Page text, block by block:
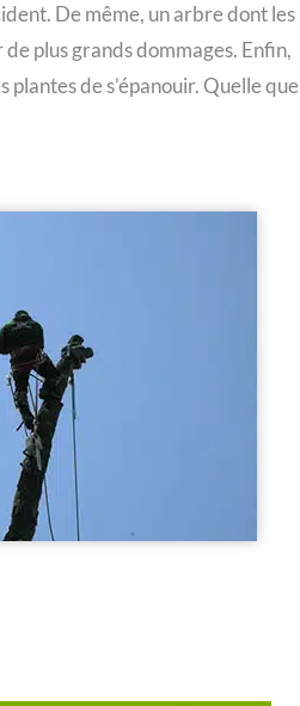
De même, un arbre dont les
plus grands dommages. Enfin,
de s’épanouir. Quelle que